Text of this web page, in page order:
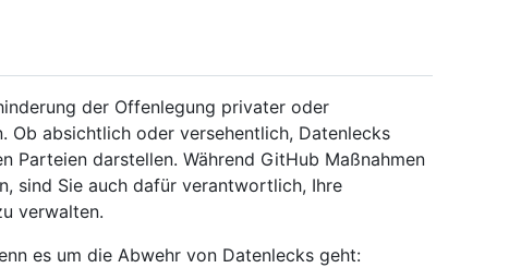
der Offenlegung privater oder
absichtlich oder versehentlich, Datenlecks
Parteien darstellen. Während GitHub Maßnahmen
sind Sie auch dafür verantwortlich, Ihre
verwalten.
es um die Abwehr von Datenlecks geht: